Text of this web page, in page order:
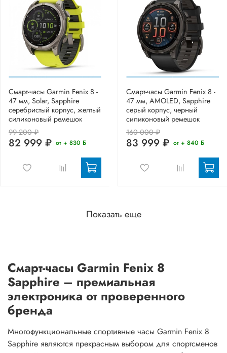
Смарт-часы Garmin Fenix 8 -
47 мм, Solar, Sapphire
серебристый корпус, желтый
силиконовый ремешок
99 200 ₽
82 999 ₽ от + 830 Б
Смарт-часы Garmin Fenix 8 -
47 мм, AMOLED, Sapphire
серый корпус, черный
силиконовый ремешок
160 000 ₽
83 999 ₽ от + 840 Б
Показать еще
Смарт-часы Garmin Fenix 8
Sapphire – премиальная
электроника от проверенного
бренда
Многофункциональные спортивные часы Garmin Fenix 8
Sapphire являются прекрасным выбором для спортсменов